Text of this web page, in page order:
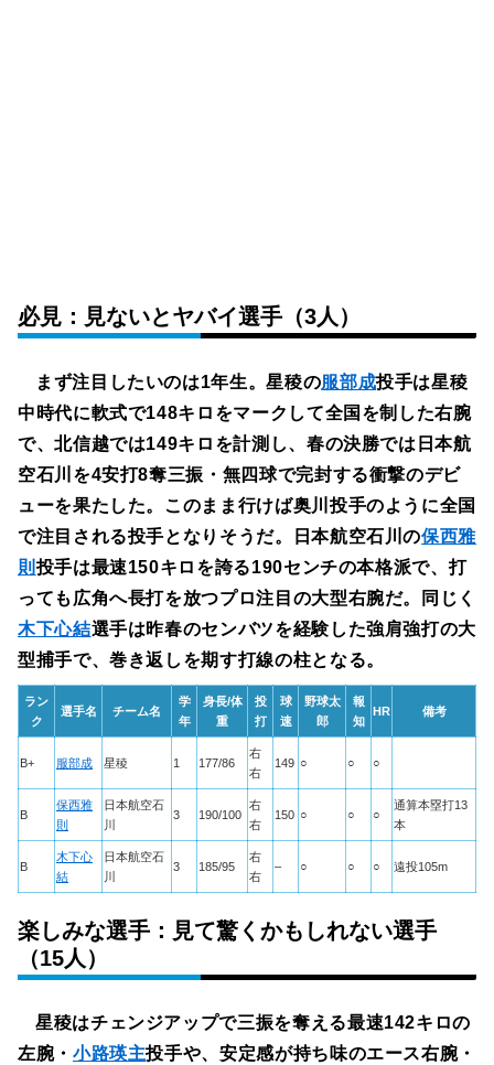
必見：見ないとヤバイ選手（3人）
まず注目したいのは1年生。星稜の服部成投手は星稜
中時代に軟式で148キロをマークして全国を制した右腕
で、北信越では149キロを計測し、春の決勝では日本航
空石川を4安打8奪三振・無四球で完封する衝撃のデビ
ューを果たした。このまま行けば奥川投手のように全国
で注目される投手となりそうだ。日本航空石川の保西雅
則投手は最速150キロを誇る190センチの本格派で、打
っても広角へ長打を放つプロ注目の大型右腕だ。同じく
木下心結選手は昨春のセンバツを経験した強肩強打の大
型捕手で、巻き返しを期す打線の柱となる。
ラン
ク
選手名 チーム名
学
年
身長/体
重
投
打
球
速
野球太
郎
報
知
HR 備考
B+ 服部成 星稜 1 177/86
右
右
149 ○ ○ ○
B
保西雅
則
日本航空石
川
3 190/100
右
右
150 ○ ○ ○
通算本塁打13
本
B
木下心
結
日本航空石
川
3 185/95
右
右
– ○ ○ ○ 遠投105m
楽しみな選手：見て驚くかもしれない選手
（15人）
星稜はチェンジアップで三振を奪える最速142キロの
左腕・ 小路瑛主投手や、安定感が持ち味のエース右腕・